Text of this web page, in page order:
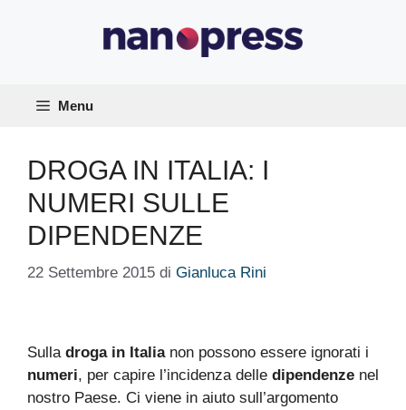
Menu
DROGA IN ITALIA: I
NUMERI SULLE
DIPENDENZE
22 Settembre 2015 di Gianluca Rini
Sulla droga in Italianon possono essere ignorati i
numeri, per capire l’incidenza delle dipendenze nel
nostro Paese. Ci viene in aiuto sull’argomento